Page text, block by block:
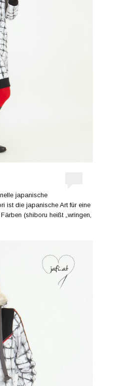
japanische
ist die japanische Art für eine
(shiboru heißt „wringen,